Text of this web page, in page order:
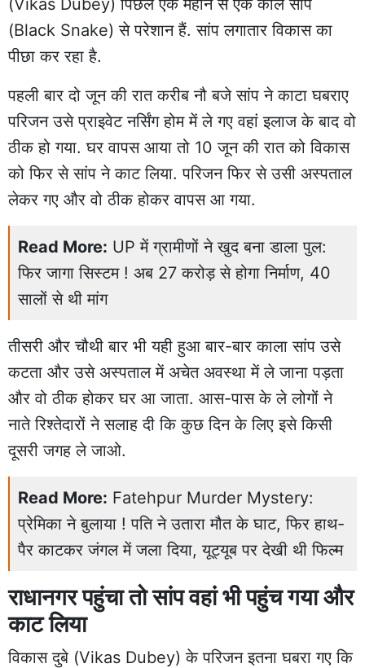
(Black Snake) से परेशान हैं. सांप लगातार विकास का
पीछा कर रहा है.
पहली बार दो जून की रात करीब नौ बजे सांप ने काटा घबराए
परिजन उसे प्राइवेट नर्सिंग होम में ले गए वहां इलाज के बाद वो
ठीक हो गया. घर वापस आया तो 10 जून की रात को विकास
को फिर से सांप ने काट लिया. परिजन फिर से उसी अस्पताल
लेकर गए और वो ठीक होकर वापस आ गया.
Read More: UP में ग्रामीणों ने खुद बना डाला पुल:
फिर जागा सिस्टम ! अब 27 करोड़ से होगा निर्माण, 40
सालों से थी मांग
तीसरी और चौथी बार भी यही हुआ बार-बार काला सांप उसे
कटता और उसे अस्पताल में अचेत अवस्था में ले जाना पड़ता
और वो ठीक होकर घर आ जाता. आस-पास के ले लोगों ने
नाते रिश्तेदारों ने सलाह दी कि कुछ दिन के लिए इसे किसी
दूसरी जगह ले जाओ.
Read More: Fatehpur Murder Mystery:
प्रेमिका ने बुलाया ! पति ने उतारा मौत के घाट, फिर हाथ-
पैर काटकर जंगल में जला दिया, यूट्यूब पर देखी थी फिल्म
राधानगर पहुंचा तो सांप वहां भी पहुंच गया और
काट लिया
विकास दुबे (Vikas Dubey) के परिजन इतना घबरा गए कि